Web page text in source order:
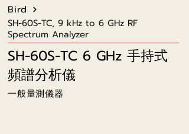
Bird
SH-60S-TC, 9 kHz to 6 GHz RF
Spectrum Analyzer
SH-60S-TC 6 GHz 手持式
頻譜分析儀
一般量測儀器